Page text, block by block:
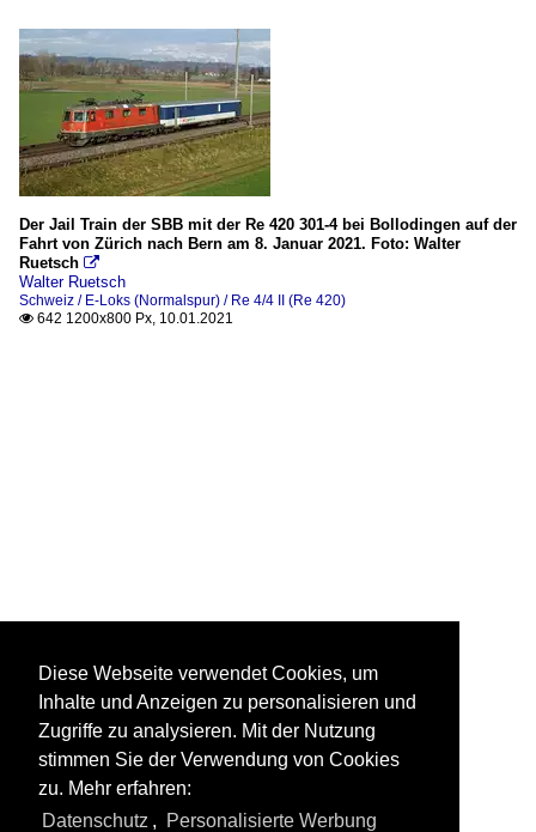
Der Jail Train der SBB mit der Re 420 301-4 bei Bollodingen auf der
Fahrt von Zürich nach Bern am 8. Januar 2021. Foto: Walter
Ruetsch 
Walter Ruetsch
Schweiz / E-Loks (Normalspur) / Re 4/4 II (Re 420)
 642 1200x800 Px, 10.01.2021
Diese Webseite verwendet Cookies, um
Inhalte und Anzeigen zu personalisieren und
Zugriffe zu analysieren. Mit der Nutzung
stimmen Sie der Verwendung von Cookies
zu. Mehr erfahren:
Datenschutz , Personalisierte Werbung